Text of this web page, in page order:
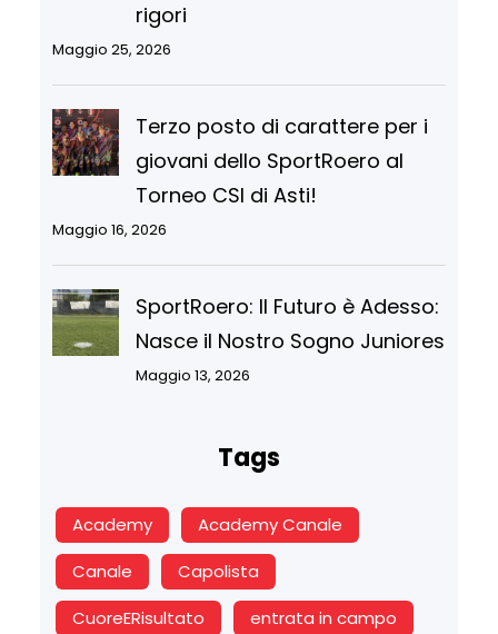
rigori
Maggio 25, 2026
Terzo posto di carattere per i
giovani dello SportRoero al
Torneo CSI di Asti!
Maggio 16, 2026
SportRoero: Il Futuro è Adesso:
Nasce il Nostro Sogno Juniores
Maggio 13, 2026
Tags
Academy
Academy Canale
Canale
Capolista
CuoreERisultato
entrata in campo